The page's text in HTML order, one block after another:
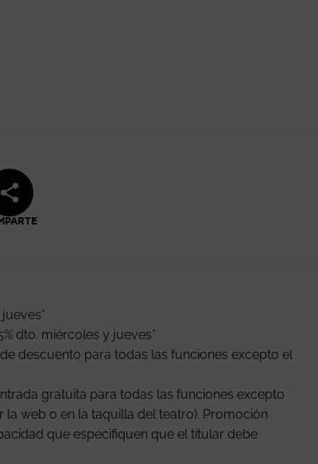
dto. miércoles y jueves*
descuento para todas las funciones excepto el
gratuita para todas las funciones excepto
web o en la taquilla del teatro). Promoción
que especifiquen que el titular debe